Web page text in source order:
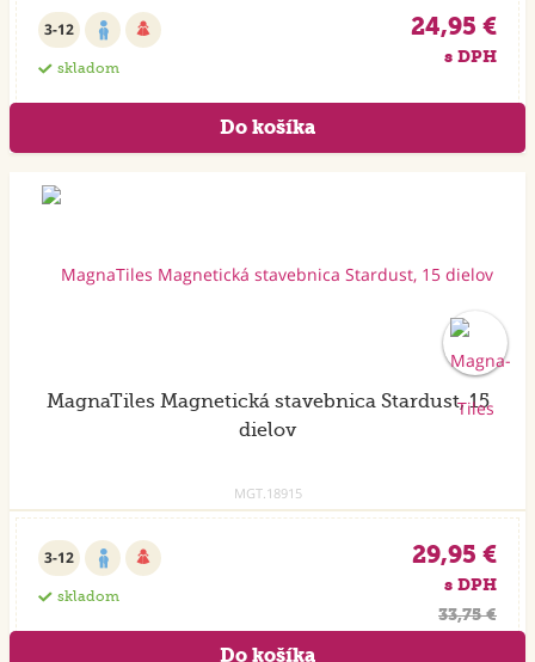
3-12
skladom
24,95 €
s DPH
MagnaTiles Magnetická stavebnica Stardust, 15
dielov
MGT.18915
3-12
skladom
29,95 €
s DPH
33,75 €